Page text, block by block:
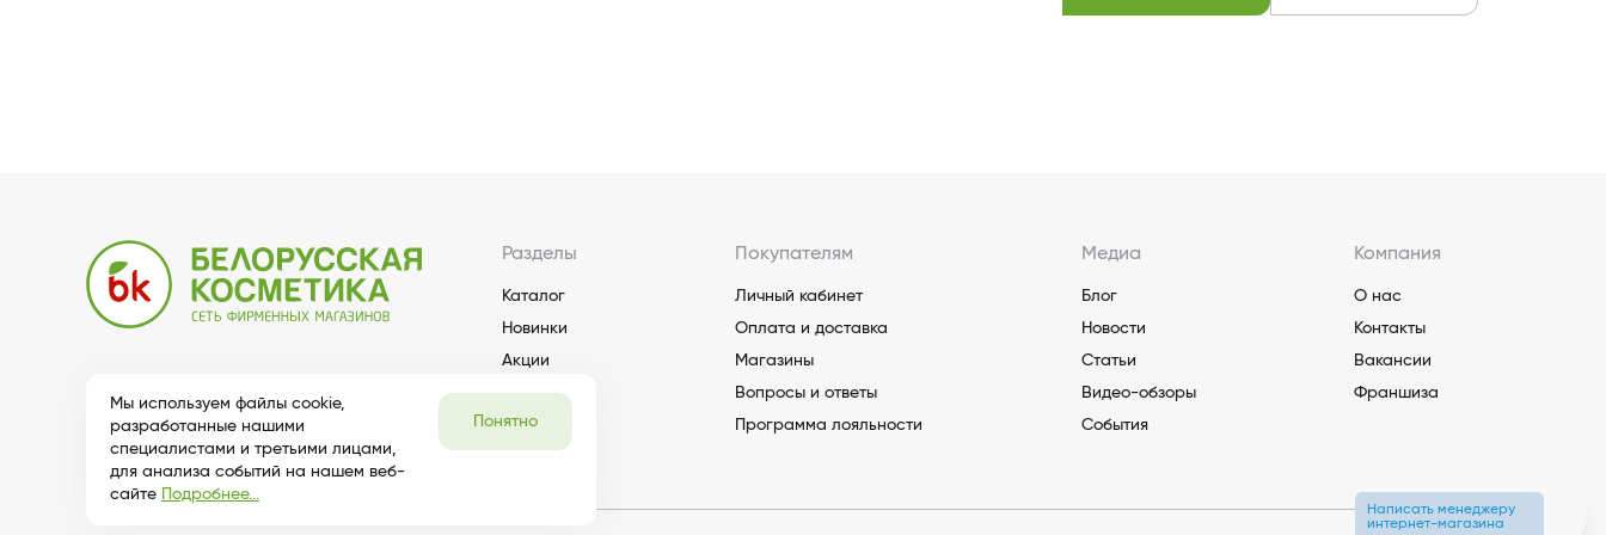
Разделы
Каталог
Новинки
Акции
Покупателям
Личный кабинет
Оплата и доставка
Магазины
Вопросы и ответы
Программа лояльности
Медиа
Блог
Новости
Статьи
Видео-обзоры
События
Компания
О нас
Контакты
Вакансии
Франшиза
Мы используем файлы cookie,
разработанные нашими
специалистами и третьими лицами,
для анализа событий на нашем веб-
сайте Подробнее...
Понятно
Написать менеджеру
интернет-магазина